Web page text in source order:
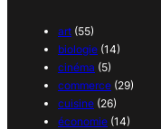
art (55)
biologie (14)
cinéma (5)
commerce (29)
cuisine (26)
économie (14)